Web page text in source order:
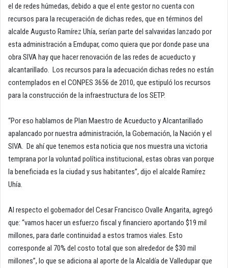
el de redes húmedas, debido a que el ente gestor no cuenta con
recursos para la recuperación de dichas redes, que en términos del
alcalde Augusto Ramírez Uhía, serían parte del salvavidas lanzado por
esta administración a Emdupar, como quiera que por donde pase una
obra SIVA hay que hacer renovación de las redes de acueducto y
alcantarillado. Los recursos para la adecuación dichas redes no están
contemplados en el CONPES 3656 de 2010, que estipuló los recursos
para la construcción de la infraestructura de los SETP.
“Por eso hablamos de Plan Maestro de Acueducto y Alcantarillado
apalancado por nuestra administración, la Gobernación, la Nación y el
SIVA. De ahí que tenemos esta noticia que nos muestra una victoria
temprana por la voluntad política institucional, estas obras van porque
la beneficiada es la ciudad y sus habitantes”, dijo el alcalde Ramírez
Uhía.
Al respecto el gobernador del Cesar Francisco Ovalle Angarita, agregó
que: “vamos hacer un esfuerzo fiscal y financiero aportando $19 mil
millones, para darle continuidad a estos tramos viales. Esto
corresponde al 70% del costo total que son alrededor de $30 mil
millones”, lo que se adiciona al aporte de la Alcaldía de Valledupar que